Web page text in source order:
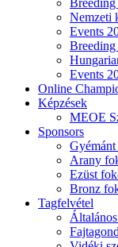
Breeding
Nemzeti
Events
Breeding
Events
Online
Képzések
MEOE
Sponsors
Arany
Ezüst
Bronz
Tagfelvétel